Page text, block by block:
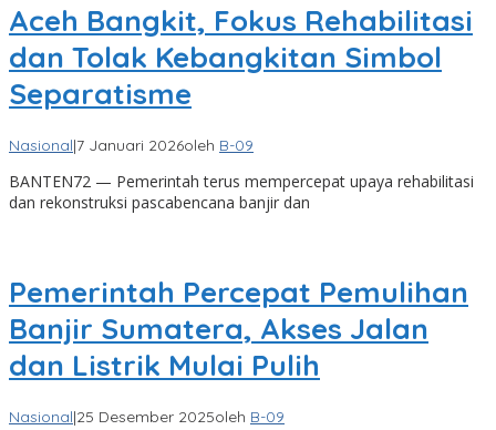
Aceh Bangkit, Fokus Rehabilitasi
dan Tolak Kebangkitan Simbol
Separatisme
Nasional|7 Januari 2026oleh B-09
BANTEN72 — Pemerintah terus mempercepat upaya rehabilitasi
dan rekonstruksi pascabencana banjir dan
Pemerintah Percepat Pemulihan
Banjir Sumatera, Akses Jalan
dan Listrik Mulai Pulih
Nasional|25 Desember 2025oleh B-09